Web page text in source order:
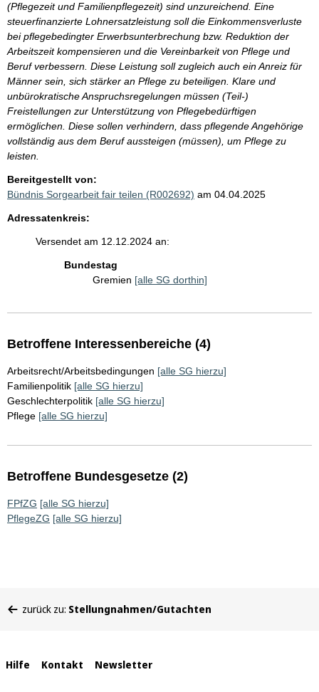
(Pflegezeit und Familienpflegezeit) sind unzureichend. Eine
steuerfinanzierte Lohnersatzleistung soll die Einkommensverluste
bei pflegebedingter Erwerbsunterbrechung bzw. Reduktion der
Arbeitszeit kompensieren und die Vereinbarkeit von Pflege und
Beruf verbessern. Diese Leistung soll zugleich auch ein Anreiz für
Männer sein, sich stärker an Pflege zu beteiligen. Klare und
unbürokratische Anspruchsregelungen müssen (Teil-)
Freistellungen zur Unterstützung von Pflegebedürftigen
ermöglichen. Diese sollen verhindern, dass pflegende Angehörige
vollständig aus dem Beruf aussteigen (müssen), um Pflege zu
leisten.
Bereitgestellt von:
Bündnis Sorgearbeit fair teilen (R002692) am 04.04.2025
Adressatenkreis:
Versendet am 12.12.2024 an:
Bundestag
Gremien [alle SG dorthin]
Betroffene Interessenbereiche (4)
Arbeitsrecht/Arbeitsbedingungen [alle SG hierzu]
Familienpolitik [alle SG hierzu]
Geschlechterpolitik [alle SG hierzu]
Pflege [alle SG hierzu]
Betroffene Bundesgesetze (2)
FPfZG [alle SG hierzu]
PflegeZG [alle SG hierzu]
befinden
zurück zu: Stellungnahmen/Gutachten
Interne
Hilfe Kontakt Newsletter